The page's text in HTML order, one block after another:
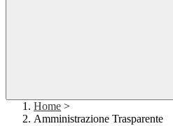
Home >
Amministrazione Trasparente